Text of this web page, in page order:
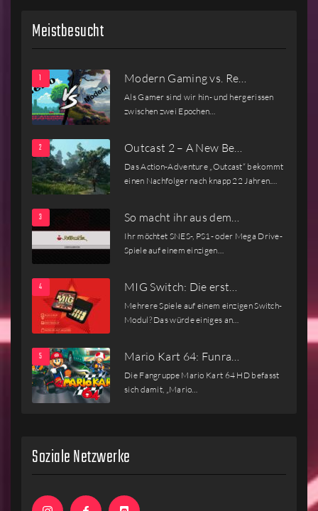
Meistbesucht
Modern Gaming vs. Re…
Als Gamer sind wir hin- und hergerissen
zwischen zwei Epochen…
Outcast 2 – A New Be…
Das Action-Adventure „Outcast“ bekommt
einen Nachfolger nach knapp 22 Jahren.…
So macht ihr aus dem…
Ihr möchtet SNES-, PS1- oder Mega Drive-
Spiele auf einem einzigen…
MIG Switch: Die erst…
Mehrere Spiele auf einem einzigen Switch-
Modul? Das würde einiges an…
Mario Kart 64: Funra…
Die Fangruppe Mario Kart 64 HD befasst
sich damit, „Mario…
Soziale Netzwerke